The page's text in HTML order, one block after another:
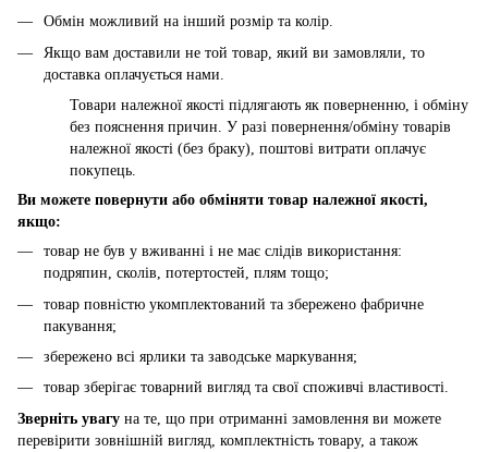
Обмін можливий на інший розмір та колір.
Якщо вам доставили не той товар, який ви замовляли, то
доставка оплачується нами.
Товари належної якості підлягають як поверненню, і обміну
без пояснення причин. У разі повернення/обміну товарів
належної якості (без браку), поштові витрати оплачує
покупець.
Ви можете повернути або обміняти товар належної якості,
якщо:
товар не був у вживанні і не має слідів використання:
подряпин, сколів, потертостей, плям тощо;
товар повністю укомплектований та збережено фабричне
пакування;
збережено всі ярлики та заводське маркування;
товар зберігає товарний вигляд та свої споживчі властивості.
Зверніть увагу на те, що при отриманні замовлення ви можете
перевірити зовнішній вигляд, комплектність товару, а також